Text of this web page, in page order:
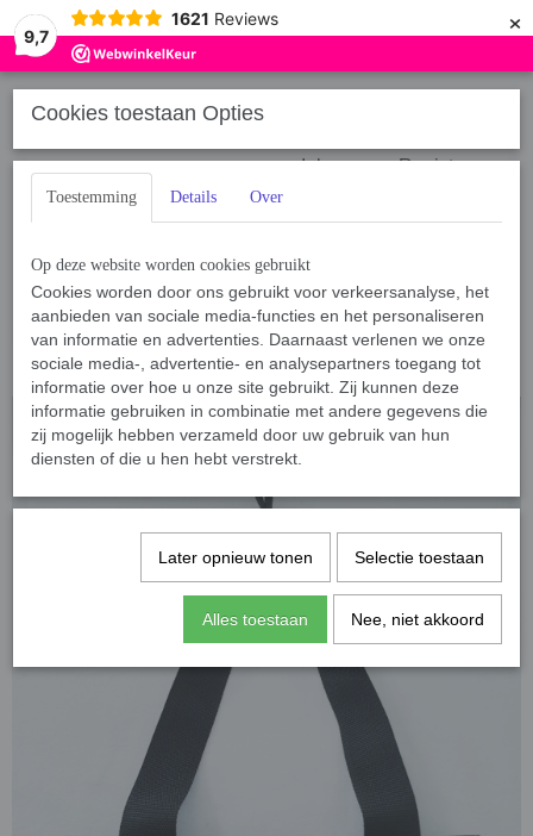
9,7
1621 Reviews ×
Inloggen Registreren
Home › Sport, Spel en Training › Bijtrollen, Bijtkussens & Bijtzakken ›
Bijtrol Nylcot › BamBam Wall Climb Tug Nylcot
Cookies toestaan Opties
Toestemming Details Over
Op deze website worden cookies gebruikt
Cookies worden door ons gebruikt voor verkeersanalyse, het
aanbieden van sociale media-functies en het personaliseren
van informatie en advertenties. Daarnaast verlenen we onze
sociale media-, advertentie- en analysepartners toegang tot
informatie over hoe u onze site gebruikt. Zij kunnen deze
informatie gebruiken in combinatie met andere gegevens die
zij mogelijk hebben verzameld door uw gebruik van hun
diensten of die u hen hebt verstrekt.
Later opnieuw tonen Selectie toestaan
Alles toestaan Nee, niet akkoord